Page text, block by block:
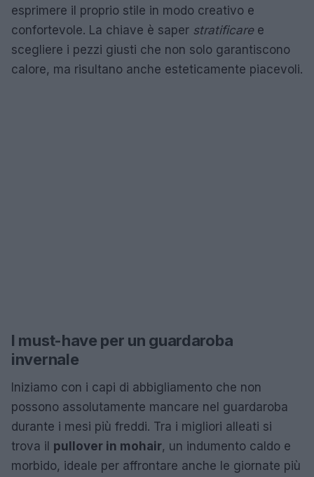
esprimere il proprio stile in modo creativo e
confortevole. La chiave è saper stratificaree
scegliere i pezzi giusti che non solo garantiscono
calore, ma risultano anche esteticamente piacevoli.
I must-have per un guardaroba
invernale
Iniziamo con i capi di abbigliamento che non
possono assolutamente mancare nel guardaroba
durante i mesi più freddi. Tra i migliori alleati si
trova il pullover in mohair, un indumento caldo e
morbido, ideale per affrontare anche le giornate più